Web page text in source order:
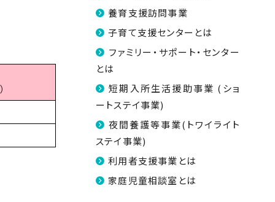
養育支援訪問事業
子育て支援センターとは
ファミリー・サポート・センター
とは
短期入所生活援助事業 (ショ
ートステイ事業)
夜間養護等事業(トワイライト
ステイ事業)
利用者支援事業とは
家庭児童相談室とは